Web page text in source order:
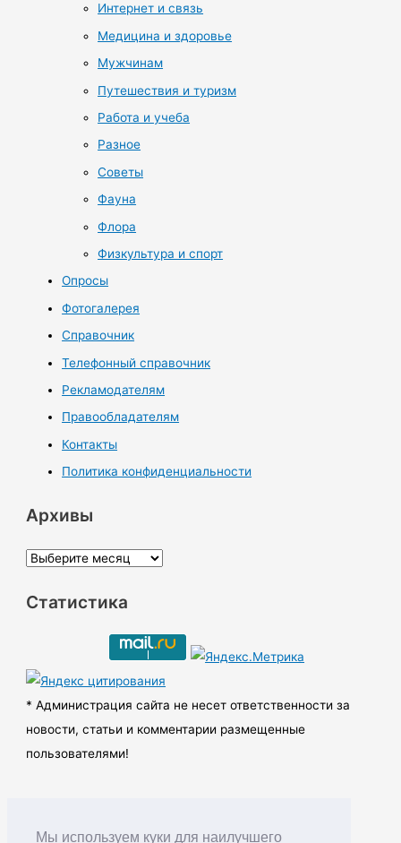
Мы используем куки для наилучшего
Интернет и связь
Медицина и здоровье
Мужчинам
Путешествия и туризм
Работа и учеба
Разное
Советы
Фауна
Флора
Физкультура и спорт
Опросы
Фотогалерея
Справочник
Телефонный справочник
Рекламодателям
Правообладателям
Контакты
Политика конфиденциальности
Архивы
А
х
ы
Статистика
* Администрация сайта не несет ответственности за
новости, статьи и комментарии размещенные
пользователями!